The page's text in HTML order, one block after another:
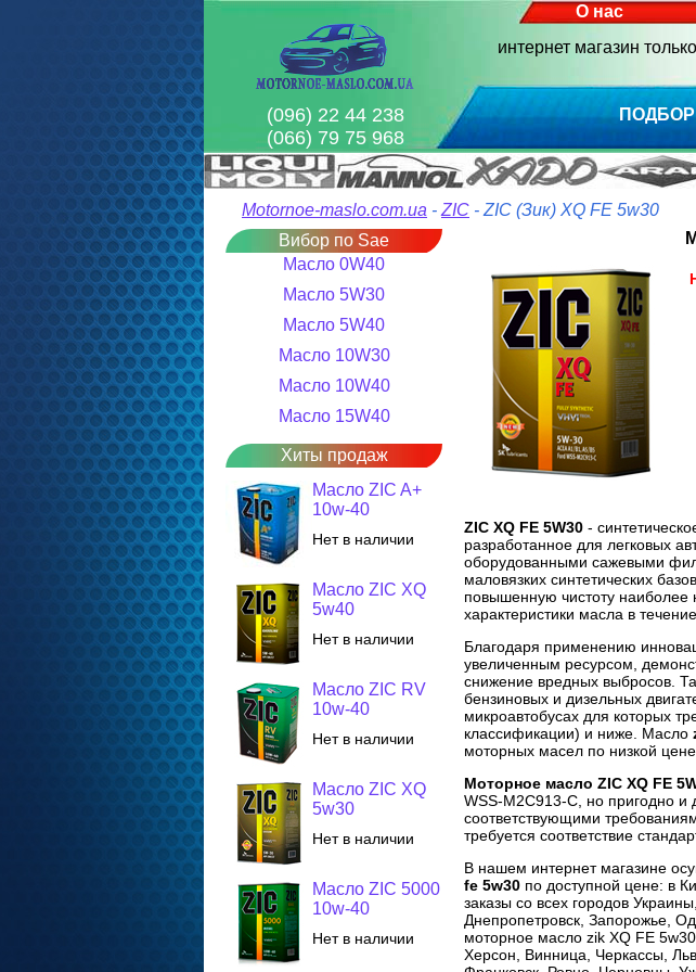
О нас
интернет магазин
(096) 22 44 238
(066) 79 75 968
Motornoe-maslo.com.ua - ZIC - ZIC (Зик) XQ FE 5w30
Вибор по Sae
Масло 0W40
Масло 5W30
Масло 5W40
Масло 10W30
Масло 10W40
Масло 15W40
Хиты продаж
Масло ZIC A+
10w-40
Нет в наличии
Масло ZIC XQ
5w40
Нет в наличии
Масло ZIC RV
10w-40
Нет в наличии
Масло ZIC XQ
5w30
Нет в наличии
Масло ZIC 5000
10w-40
Нет в наличии
ZIC XQ FE 5W30 -
разработанное для легковых
оборудованными сажевыми
маловязких синтетических
повышенную чистоту наиболее
характеристики масла в
Благодаря применению
увеличенным ресурсом,
снижение вредных выбросов.
бензиновых и дизельных
микроавтобусах для которых
классификации) и ниже. Масло
моторных масел по низкой цене.
Моторное масло ZIC XQ FE
WSS-M2C913-C, но пригодно и
соответствующими
требуется соответствие
В нашем интернет магазине
fe 5w30 по доступной цене: в
заказы со всех городов
Днепропетровск, Запорожье,
моторное масло zik XQ FE
Херсон, Винница, Черкассы,